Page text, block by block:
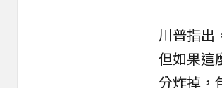
川普指出
但如果這
分炸掉，